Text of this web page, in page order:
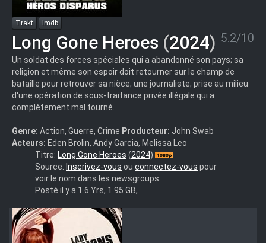
Trakt Imdb
Long Gone Heroes (2024) 5.2/10
Un soldat des forces spéciales qui a abandonné son pays; sa
religion et même son espoir doit retourner sur le champ de
bataille pour retrouver sa nièce; une journaliste; prise au milieu
d'une opération de sous-traitance privée illégale qui a
complètement mal tourné.
Genre: Action, Guerre, Crime Producteur: John Swab
Acteurs: Eden Brolin, Andy Garcia, Melissa Leo
Long.Gone.Heroes.2024.1080p.WEBRip.DDP.5.1.10bit.H.265-
Titre: Long Gone Heroes (2024)
Source: Inscrivez-vous ou connectez-vous pour
voir le nom dans les newsgroups
Posté il y a 1.6 Yrs, 1.95 GB,